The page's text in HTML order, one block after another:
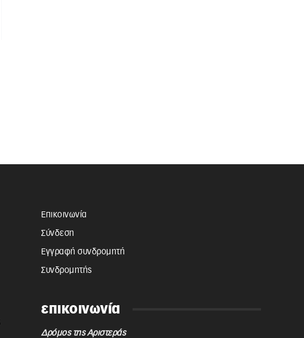
Επικοινωνία
Σύνδεση
Εγγραφή συνδρομητή
Συνδρομητής
επικοινωνία
Δρόμος της Αριστεράς